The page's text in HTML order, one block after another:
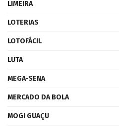
LIMEIRA
LOTERIAS
LOTOFÁCIL
LUTA
MEGA-SENA
MERCADO DA BOLA
MOGI GUAÇU